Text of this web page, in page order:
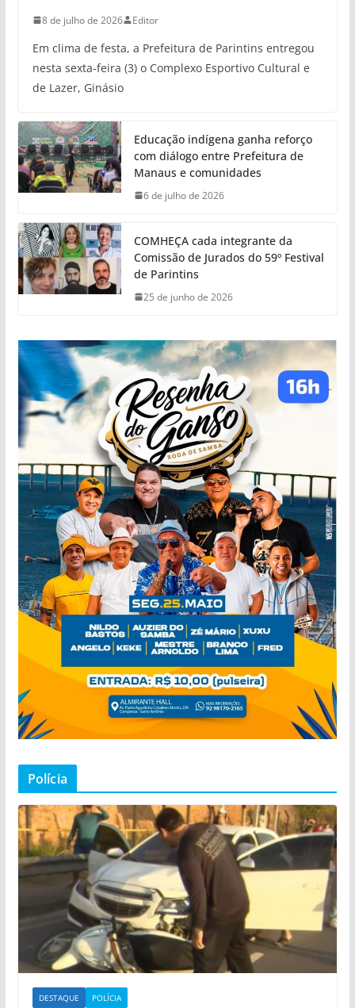
8 de julho de 2026 Editor
Em clima de festa, a Prefeitura de Parintins entregou
nesta sexta-feira (3) o Complexo Esportivo Cultural e
de Lazer, Ginásio
Educação indígena ganha reforço
com diálogo entre Prefeitura de
Manaus e comunidades
6 de julho de 2026
COMHEÇA cada integrante da
Comissão de Jurados do 59º Festival
de Parintins
25 de junho de 2026
Polícia
DESTAQUE POLÍCIA